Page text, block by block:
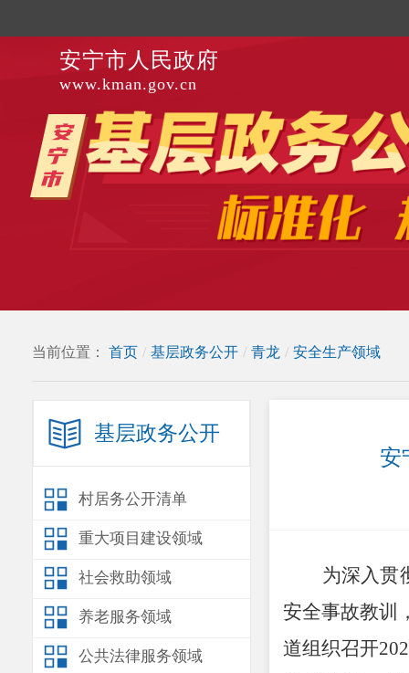
安宁市人民政府
www.kman.gov.cn
当前位置： 首页 / 基层政务公开 / 青龙 / 安全生产领域
基层政务公开
村居务公开清单
重大项目建设领域
社会救助领域
养老服务领域
公共法律服务领域
安
为深入贯
安全事故教训
道组织召开